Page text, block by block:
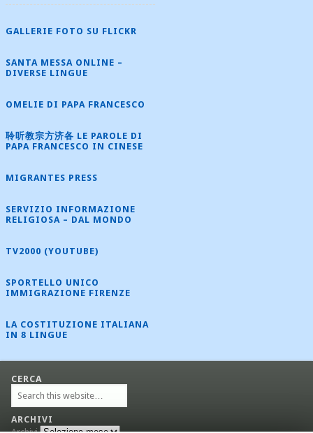
GALLERIE FOTO SU FLICKR
SANTA MESSA ONLINE –
DIVERSE LINGUE
OMELIE DI PAPA FRANCESCO
聆听教宗方济各 LE PAROLE DI
PAPA FRANCESCO IN CINESE
MIGRANTES PRESS
SERVIZIO INFORMAZIONE
RELIGIOSA – DAL MONDO
TV2000 (YOUTUBE)
SPORTELLO UNICO
IMMIGRAZIONE FIRENZE
LA COSTITUZIONE ITALIANA
IN 8 LINGUE
CERCA
ARCHIVI